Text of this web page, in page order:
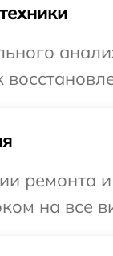
ремонта
на все